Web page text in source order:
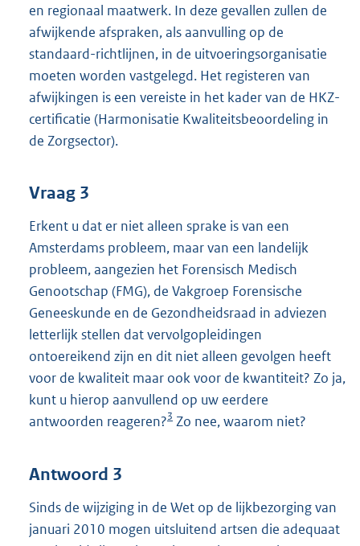
en regionaal maatwerk. In deze gevallen zullen de
afwijkende afspraken, als aanvulling op de
standaard-richtlijnen, in de uitvoeringsorganisatie
moeten worden vastgelegd. Het registeren van
afwijkingen is een vereiste in het kader van de HKZ-
certificatie (Harmonisatie Kwaliteitsbeoordeling in
de Zorgsector).
Vraag 3
Erkent u dat er niet alleen sprake is van een
Amsterdams probleem, maar van een landelijk
probleem, aangezien het Forensisch Medisch
Genootschap (FMG), de Vakgroep Forensische
Geneeskunde en de Gezondheidsraad in adviezen
letterlijk stellen dat vervolgopleidingen
ontoereikend zijn en dit niet alleen gevolgen heeft
voor de kwaliteit maar ook voor de kwantiteit? Zo ja,
kunt u hierop aanvullend op uw eerdere
antwoorden reageren?3 Zo nee, waarom niet?
Antwoord 3
Sinds de wijziging in de Wet op de lijkbezorging van
januari 2010 mogen uitsluitend artsen die adequaat